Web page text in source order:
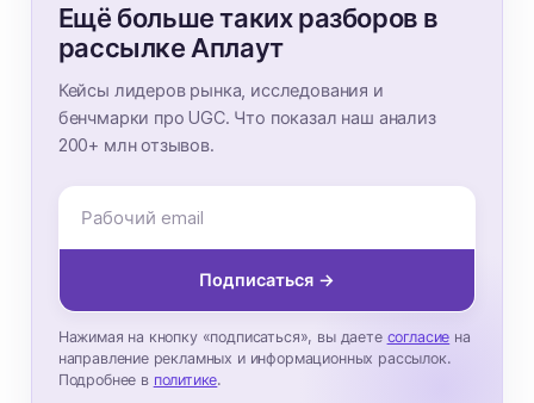
Ещё больше таких разборов в
рассылке Аплаут
Кейсы лидеров рынка, исследования и
бенчмарки про UGC. Что показал наш анализ
200+ млн отзывов.
Подписаться →
Нажимая на кнопку «подписаться», вы даете согласие на
направление рекламных и информационных рассылок.
Подробнее в политике.